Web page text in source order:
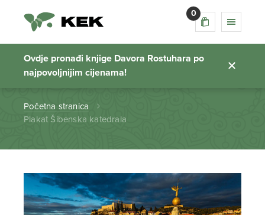
0
Ovdje pronađi knjige Davora Rostuhara po
najpovoljnijim cijenama!
Plakat Šibenska
katedrala
Početna stranica
Plakat Šibenska katedrala